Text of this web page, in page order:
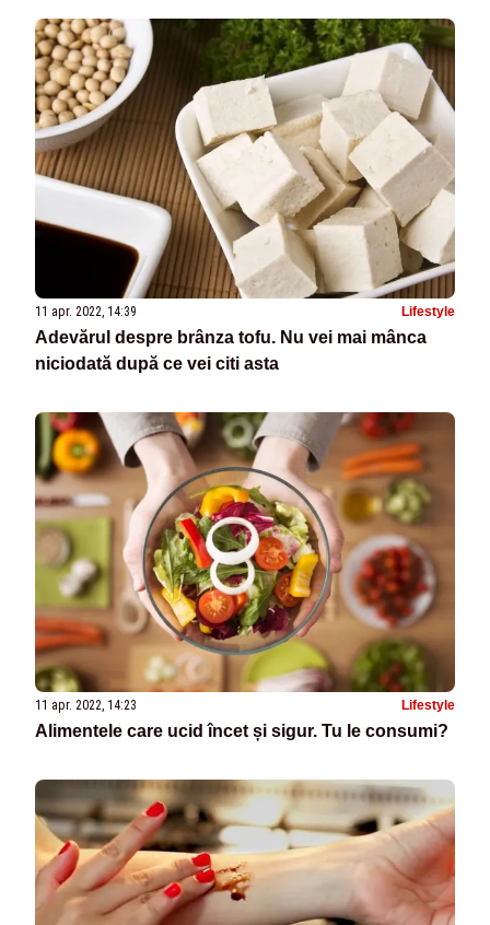
11 apr. 2022, 14:39 Lifestyle
Adevărul despre brânza tofu. Nu vei mai mânca
niciodată după ce vei citi asta
11 apr. 2022, 14:23 Lifestyle
Alimentele care ucid încet și sigur. Tu le consumi?